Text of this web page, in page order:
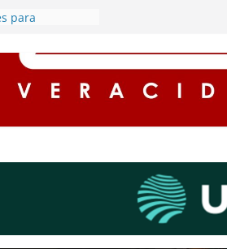
de hasta
‘Zona Segura’
y la
seguros
alumbrado